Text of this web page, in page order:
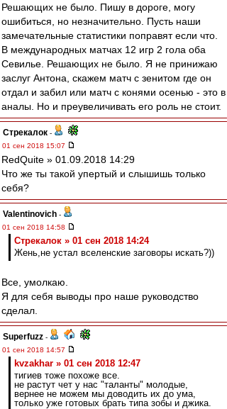
Решающих не было. Пишу в дороге, могу
ошибиться, но незначительно. Пусть наши
замечательные статистики поправят если что.
В международных матчах 12 игр 2 гола оба
Севилье. Решающих не было. Я не принижаю
заслуг Антона, скажем матч с зенитом где он
отдал и забил или матч с конями осенью - это в
аналы. Но и преувеличивать его роль не стоит.
Стрекалок -
01 сен 2018 15:07
RedQuite » 01.09.2018 14:29
Что же ты такой упертый и слышишь только
себя?
Valentinovich -
01 сен 2018 14:58
Стрекалок » 01 сен 2018 14:24
Жень,не устал вселенские заговоры искать?))
Все, умолкаю.
Я для себя выводы про наше руководство
сделал.
Superfuzz -
01 сен 2018 14:57
kvzakhar » 01 сен 2018 12:47
тигиев тоже похоже все.
не растут чет у нас "таланты" молодые,
вернее не можем мы доводить их до ума,
только уже готовых брать типа зобы и джика.